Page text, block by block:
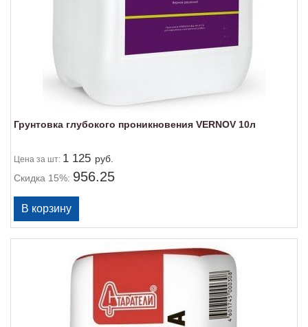
Грунтовка глубокого проникновения VERNOV 10л
Цена за шт: 1 125 руб.
Скидка 15%: 956.25